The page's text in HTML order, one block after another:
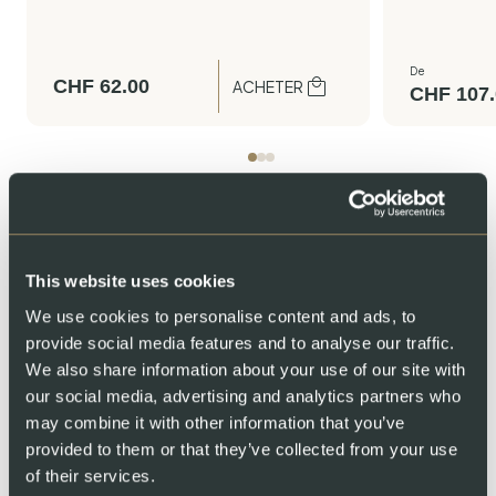
This website uses cookies
We use cookies to personalise content and ads, to
provide social media features and to analyse our traffic.
We also share information about your use of our site with
our social media, advertising and analytics partners who
may combine it with other information that you’ve
provided to them or that they’ve collected from your use
of their services.
CHF 62.00 ACHETER
De
CHF
Nous vous invitons chez
nous
Vous vous êtes déjà demandé comment notre saumon est
élevé en Suisse ? Découvrez notre ferme dans les Alpes et
voyez où notre saumon prend vie. Observez nos poissons